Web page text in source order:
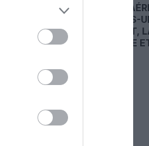
MARCHÉ
LES ÉTATS-
DOMINENT,
FRANCE 9E